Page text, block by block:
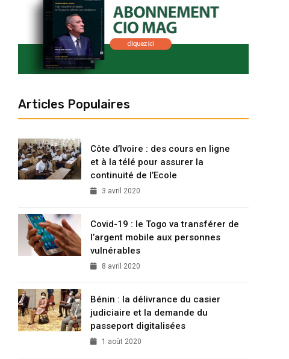
Articles Populaires
Côte d’Ivoire : des cours en ligne
et à la télé pour assurer la
continuité de l’Ecole
3 avril 2020
Covid-19 : le Togo va transférer de
l’argent mobile aux personnes
vulnérables
8 avril 2020
Bénin : la délivrance du casier
judiciaire et la demande du
passeport digitalisées
1 août 2020